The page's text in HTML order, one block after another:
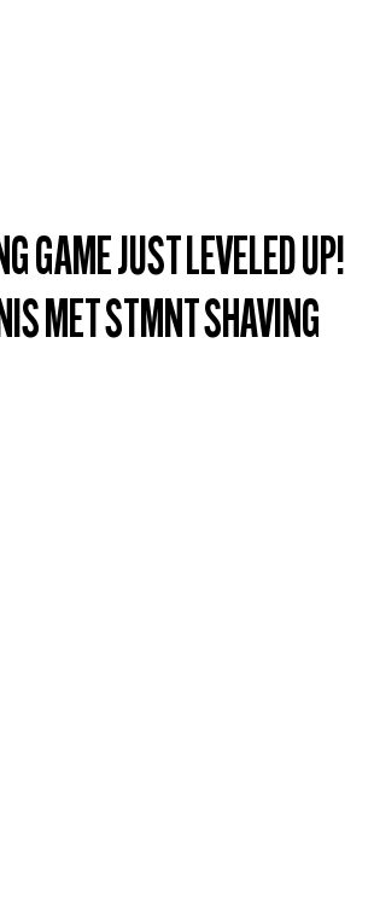
GAME JUST LEVELED UP!
MET STMNT SHAVING